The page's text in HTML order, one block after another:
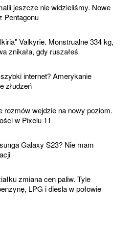
jeszcze nie widzieliśmy. Nowe
Pentagonu
Valkyrie. Monstrualne 334 kg,
znikała, gdy ruszałeś
internet? Amerykanie
złudzeń
rozmów wejdzie na nowy poziom.
w Pixelu 11
Galaxy S23? Nie mam
zmiana cen paliw. Tyle
LPG i diesla w połowie